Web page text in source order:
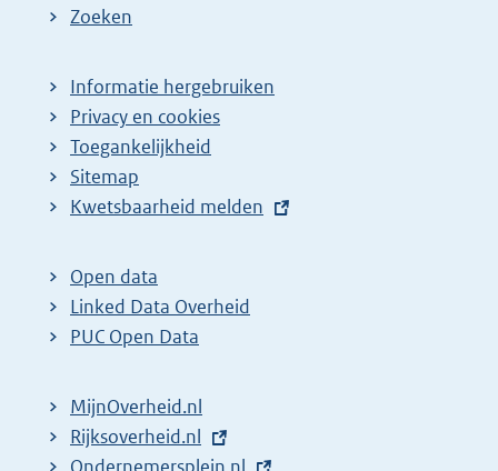
Zoeken
Informatie hergebruiken
Privacy en cookies
Toegankelijkheid
Sitemap
E
t
e
r
l
i
Kwetsbaarheid melden
Open data
Linked Data Overheid
PUC Open Data
MijnOverheid.nl
E
x
Rijksoverheid.nl
E
Ondernemersplein.nl